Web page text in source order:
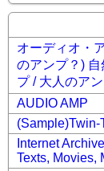
オーディオ・
のアンプ？)
プ / 大人のア
AUDIO AMP
Internet
Texts, Movies,